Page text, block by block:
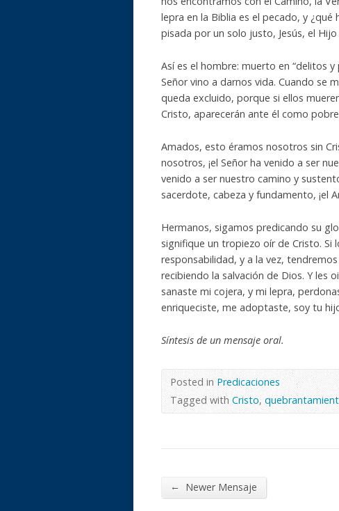
lepra en la Biblia es el pecado, y ¿qué
pisada por un solo justo, Jesús, el
Así es el hombre: muerto en “delitos
Señor vino a darnos vida. Cuando se
queda excluido, porque si ellos
Cristo, aparecerán ante él como
Amados, esto éramos nosotros sin
nosotros, ¡el Señor ha venido a ser
venido a ser nuestro camino y
sacerdote, cabeza y fundamento, ¡el
Hermanos, sigamos predicando su
signifique un tropiezo oír de Cristo.
responsabilidad, y a la vez,
recibiendo la salvación de Dios. Y les
sanaste mi cojera, y mi lepra,
enriqueciste, me adoptaste, soy tu
Síntesis de un mensaje oral.
Posted inPredicaciones
Tagged withCristo,
← Newer Mensaje